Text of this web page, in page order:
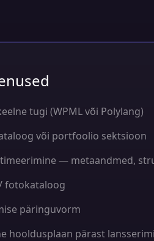
tugi (WPML või Polylang)
või portfoolio sektsioon
— metaandmed,
fotokataloog
päringuvorm
hooldusplaan pärast